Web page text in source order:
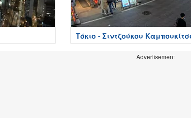
Τόκιο - Σιντζούκου
Advertisement